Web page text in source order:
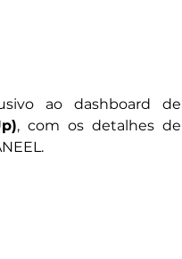
, com os detalhes de